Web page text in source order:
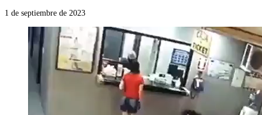
1 de septiembre de 2023